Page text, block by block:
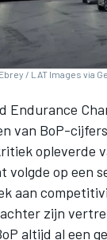
/ LAT Images via
Endurance
van BoP-
opleverde
volgde op een
aan
zijn
altijd al een